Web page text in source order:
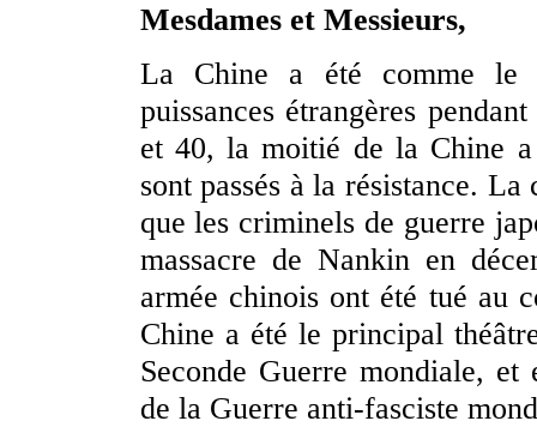
Mesdames et Messieurs,
La Chine a été comme le
puissances étrangères
et 40, la moitié de la Chine
sont passés à la résistance.
que les criminels de guerre
massacre de Nankin en
armée chinois ont été tué au
Chine a été le principal
Seconde Guerre mondiale,
de la Guerre anti-fasciste